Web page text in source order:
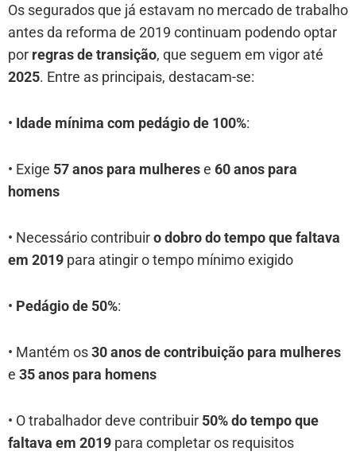
Os segurados que já estavam no mercado de trabalho
antes da reforma de 2019 continuam podendo optar
por regras de transição, que seguem em vigor até
2025. Entre as principais, destacam-se:
• Idade mínima com pedágio de 100%:
• Exige 57 anos para mulherese 60 anos para
homens
• Necessário contribuiro dobro do tempo que faltava
em 2019 para atingir o tempo mínimo exigido
• Pedágio de 50%:
• Mantém os30 anos de contribuição para mulheres
e 35 anos para homens
• O trabalhador deve contribuir 50% do tempo que
faltava em 2019 para completar os requisitos